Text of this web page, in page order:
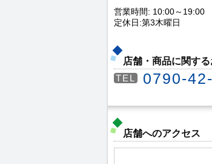
営業時間: 10:00～19:00
定休日:第3木曜日
店舗・商品に関す
TEL 0790-
店舗へのアクセス